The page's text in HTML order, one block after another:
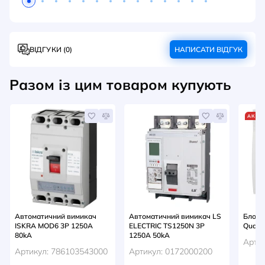
ВІДГУКИ (0) НАПИСАТИ ВІДГУК
Разом із цим товаром купують
Автоматичний вимикач
ISKRA MOD6 3P 1250A
80kA
Артикул: 786103543000
Автоматичний вимикач LS
ELECTRIC TS1250N 3P
1250A 50kA
Артикул: 0172000200
АКЦІЯ
Блок-